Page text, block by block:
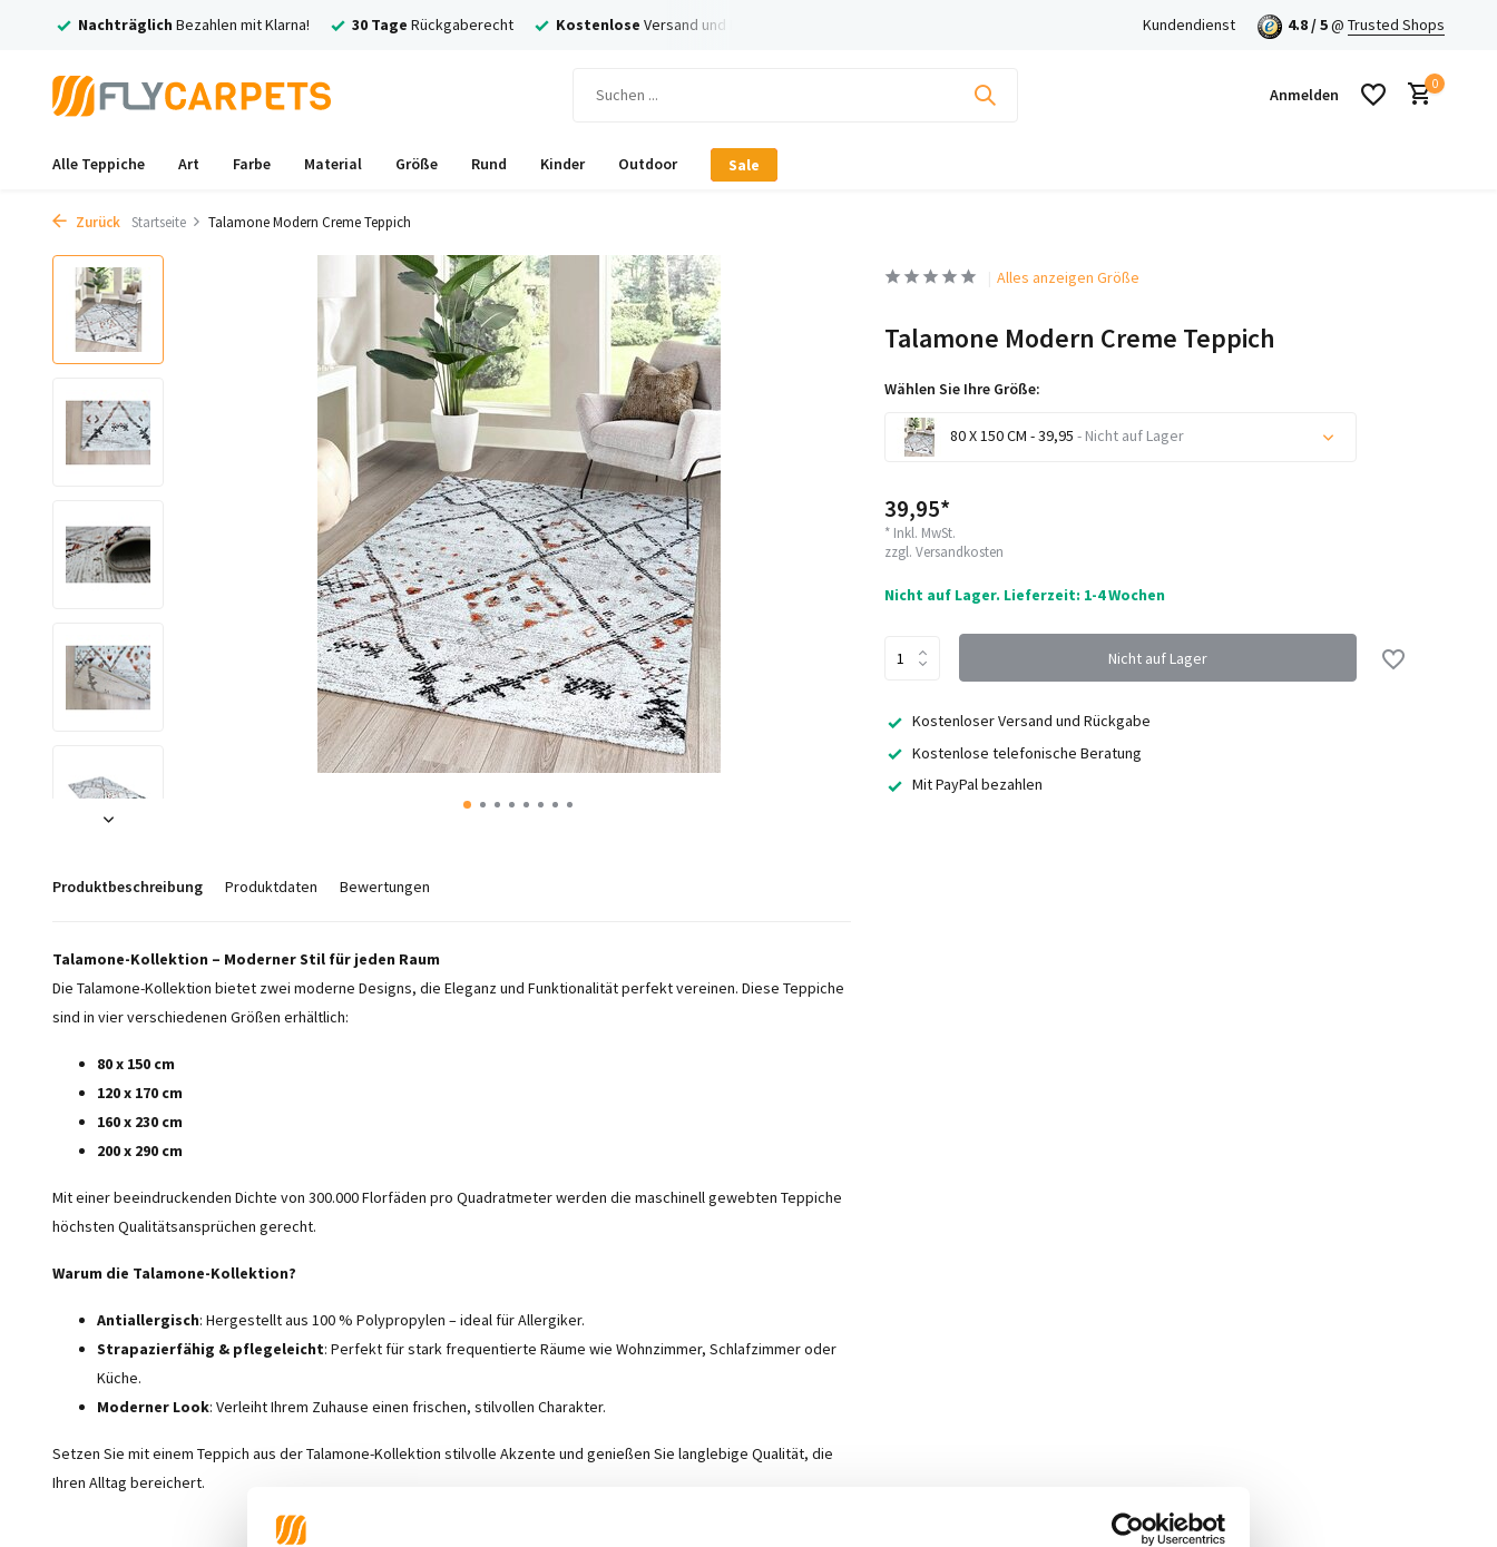
Nachträglich Bezahlen mit Klarna! 30 Tage Rückgaberecht Kostenlose Versand und Rückversand Kundendienst 4.8 / 5@ Trusted Shops
Anmelden
Benutzerkonto anlegen
0
Alle Teppiche Art Farbe Material Größe Rund Kinder Outdoor Sale
Zurück Startseite Talamone Modern Creme Teppich
Produktbeschreibung Produktdaten Bewertungen
Talamone-Kollektion – Moderner Stil für jeden Raum
Die Talamone-Kollektion bietet zwei moderne Designs, die Eleganz und Funktionalität perfekt vereinen. Diese Teppiche
sind in vier verschiedenen Größen erhältlich:
80 x 150 cm
120 x 170 cm
160 x 230 cm
200 x 290 cm
Mit einer beeindruckenden Dichte von 300.000 Florfäden pro Quadratmeter werden die maschinell gewebten Teppiche
höchsten Qualitätsansprüchen gerecht.
Warum die Talamone-Kollektion?
Antiallergisch: Hergestellt aus 100 % Polypropylen – ideal für Allergiker.
Strapazierfähig & pflegeleicht: Perfekt für stark frequentierte Räume wie Wohnzimmer, Schlafzimmer oder
Küche.
Moderner Look: Verleiht Ihrem Zuhause einen frischen, stilvollen Charakter.
Setzen Sie mit einem Teppich aus der Talamone-Kollektion stilvolle Akzente und genießen Sie langlebige Qualität, die
Ihren Alltag bereichert.
Alles anzeigen Größe
Talamone Modern Creme Teppich
Wählen Sie Ihre Größe:
80 X 150 CM - 39,95 - Nicht auf Lager
39,95*
* Inkl. MwSt.
zzgl. Versandkosten
Nicht auf Lager. Lieferzeit: 1-4 Wochen
Nicht auf Lager
Kostenloser Versand und Rückgabe
Kostenlose telefonische Beratung
Mit PayPal bezahlen